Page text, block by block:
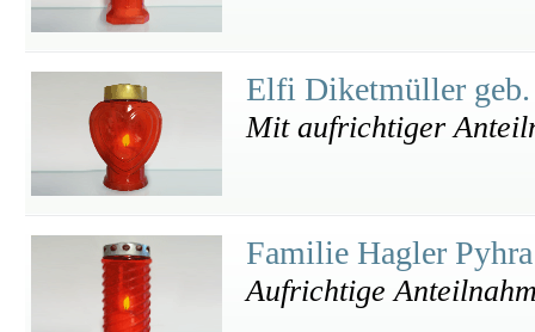
Elfi Diketmüller
Mit aufrichtiger
Familie Hagler
Aufrichtige